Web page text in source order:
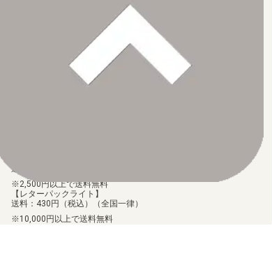
各種ブランドのカードをご利用いただけます。
【Paidy（後払い/コンビニ払い）】
お支払後の在庫確保となりますため、お早めにお支払をお願いし
なお、お支払口座は、注文確認メールに記載しております。
振込手数料はお客様負担となります。
送料：100円（税込）（全国一律）
2,500円以上で送料無料
【レターパックライト】
送料：430円（税込）（全国一律）
10,000円以上で送料無料